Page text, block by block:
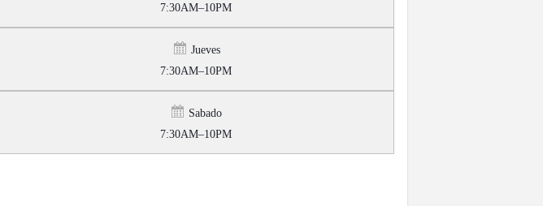
7:30AM–10PM
Jueves
7:30AM–10PM
Sabado
7:30AM–10PM